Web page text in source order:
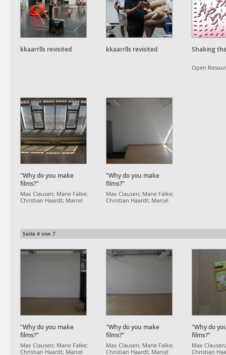
kkaarrlls revisited kkaarrlls revisited Shaking
Open
"Why do you make
films?"
Max Clausen; Marie Falke;
Christian Haardt; Marcel
"Why do you make
films?"
Max Clausen; Marie Falke;
Christian Haardt; Marcel
Seite 4 von 7
"Why do you make
films?"
Max Clausen; Marie Falke;
Christian Haardt; Marcel
"Why do you make
films?"
Max Clausen; Marie Falke;
Christian Haardt; Marcel
"Why do
films?"
Max
Christian